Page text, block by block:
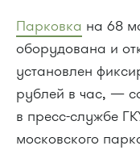
Парковка на 68
оборудована и
установлен
рублей в час, —
в пресс-службе
московского